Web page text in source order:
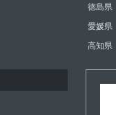
徳島県
愛媛県
高知県